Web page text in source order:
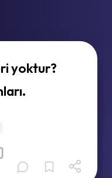
yoktur?